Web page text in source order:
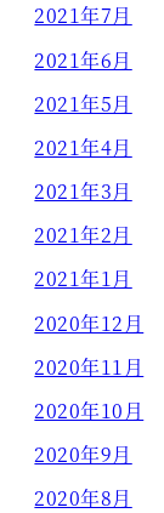
2021年7月
2021年6月
2021年5月
2021年4月
2021年3月
2021年2月
2021年1月
2020年12月
2020年11月
2020年10月
2020年9月
2020年8月